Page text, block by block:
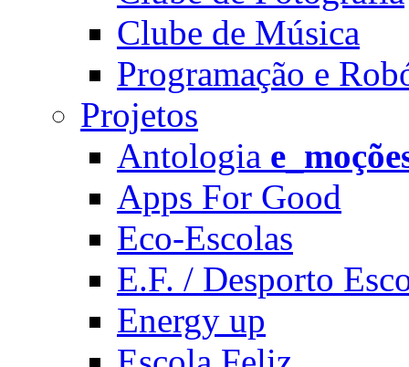
Clube de Música
Programação e
Projetos
Antologia
Apps For Good
Eco-Escolas
E.F. / Desporto
Energy up